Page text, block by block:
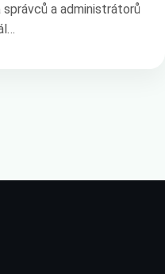
a administrátorů